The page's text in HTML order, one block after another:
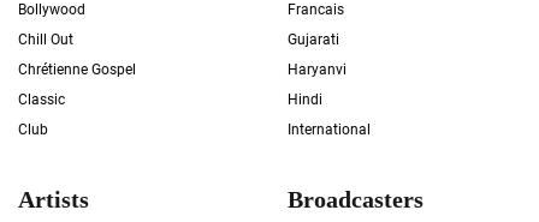
Bollywood
Chill Out
Chrétienne Gospel
Classic
Club
Francais
Gujarati
Haryanvi
Hindi
International
Artists Broadcasters